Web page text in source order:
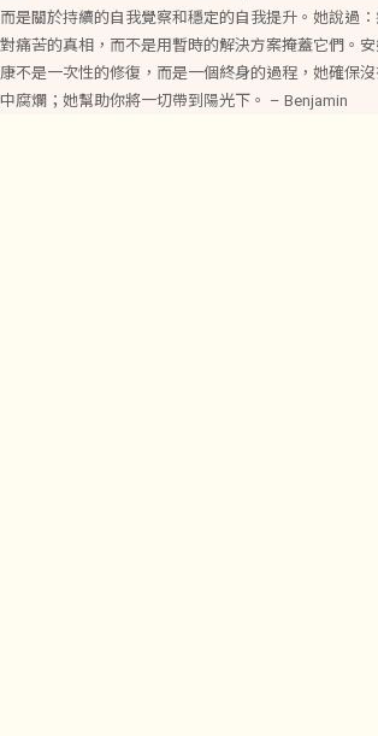
而是關於持續的自我覺察和穩定的自我提升。她說過
對痛苦的真相，而不是用暫時的解決方案掩蓋它們。
康不是一次性的修復，而是一個終身的過程，她確保
中腐爛；她幫助你將一切帶到陽光下。 – Benjamin